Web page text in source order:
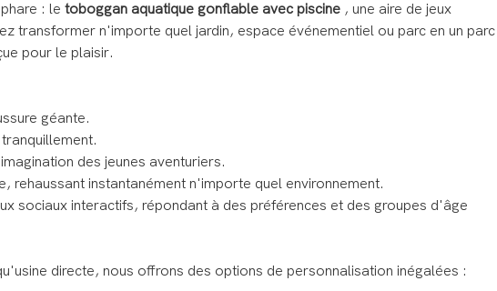
: le toboggan aquatique gonflable avec piscine , une aire de jeux
transformer n'importe quel jardin, espace événementiel ou parc en un parc
pour le plaisir.
géante.
des jeunes aventuriers.
rehaussant instantanément n'importe quel environnement.
sociaux interactifs, répondant à des préférences et des groupes d'âge
directe, nous offrons des options de personnalisation inégalées :